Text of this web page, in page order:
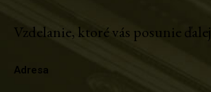
Vzdelanie, ktoré vás posunie
Adresa